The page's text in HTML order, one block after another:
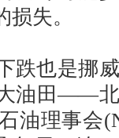
失。
也是挪威
油田——
油理事会